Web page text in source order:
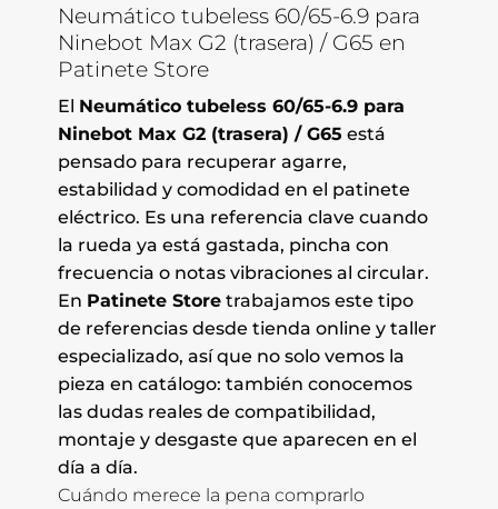
Neumático tubeless 60/65-6.9 para
Ninebot Max G2 (trasera) / G65 en
Patinete Store
El Neumático tubeless 60/65-6.9 para
Ninebot Max G2 (trasera) / G65 está
pensado para recuperar agarre,
estabilidad y comodidad en el patinete
eléctrico. Es una referencia clave cuando
la rueda ya está gastada, pincha con
frecuencia o notas vibraciones al circular.
En Patinete Storetrabajamos este tipo
de referencias desde tienda online y taller
especializado, así que no solo vemos la
pieza en catálogo: también conocemos
las dudas reales de compatibilidad,
montaje y desgaste que aparecen en el
día a día.
Cuándo merece la pena comprarlo